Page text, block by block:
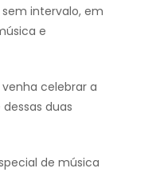
sem intervalo, em
e
celebrar a
duas
de música